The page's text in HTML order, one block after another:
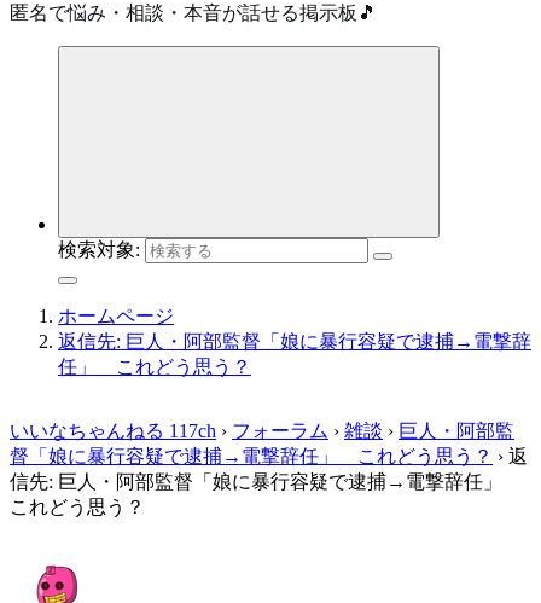
匿名で悩み・相談・本音が話せる掲示板🎵
検索対象:
ホームページ
返信先: 巨人・阿部監督「娘に暴行容疑で逮捕→電撃辞
任」 これどう思う？
いいなちゃんねる 117ch › フォーラム › 雑談 › 巨人・阿部監
督「娘に暴行容疑で逮捕→電撃辞任」 これどう思う？ › 返
信先: 巨人・阿部監督「娘に暴行容疑で逮捕→電撃辞任」
これどう思う？